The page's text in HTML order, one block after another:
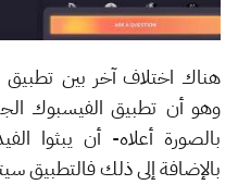
وهو أن تطبيق الفيسبوك
بالصورة أعلاه- أن يبثوا
بالإضافة إلى ذلك فالتطبيق